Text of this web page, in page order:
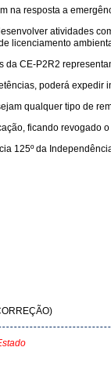
na resposta a
atividades
licenciamento
da CE-P2R2
poderá
qualquer tipo de
ficando revogado o
125º da